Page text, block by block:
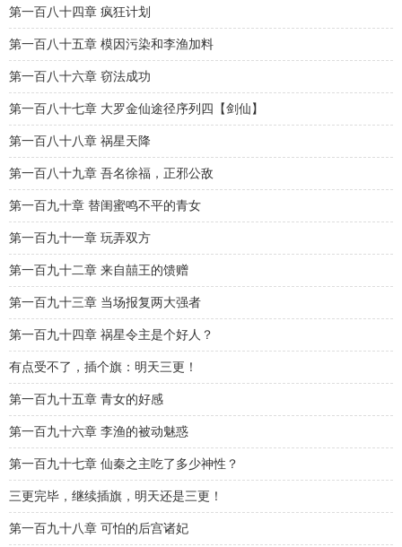
第一百八十四章 疯狂计划
第一百八十五章 模因污染和李渔加料
第一百八十六章 窃法成功
第一百八十七章 大罗金仙途径序列四【剑仙】
第一百八十八章 祸星天降
第一百八十九章 吾名徐福，正邪公敌
第一百九十章 替闺蜜鸣不平的青女
第一百九十一章 玩弄双方
第一百九十二章 来自囍王的馈赠
第一百九十三章 当场报复两大强者
第一百九十四章 祸星令主是个好人？
有点受不了，插个旗：明天三更！
第一百九十五章 青女的好感
第一百九十六章 李渔的被动魅惑
第一百九十七章 仙秦之主吃了多少神性？
三更完毕，继续插旗，明天还是三更！
第一百九十八章 可怕的后宫诸妃